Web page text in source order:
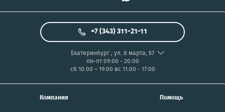
Помощь
Компания
+7 (343) 311-21-11
Екатеринбург, ул. 8 марта, 57
пн-пт 09:00 - 20:00
сб 10:00 – 19:00 вс 11:00 - 17:00